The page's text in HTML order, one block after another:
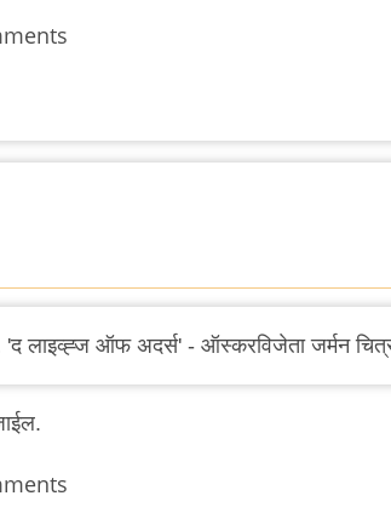
'द लाइव्ह्ज ऑफ अदर्स' - ऑस्करविजेता जर्मन